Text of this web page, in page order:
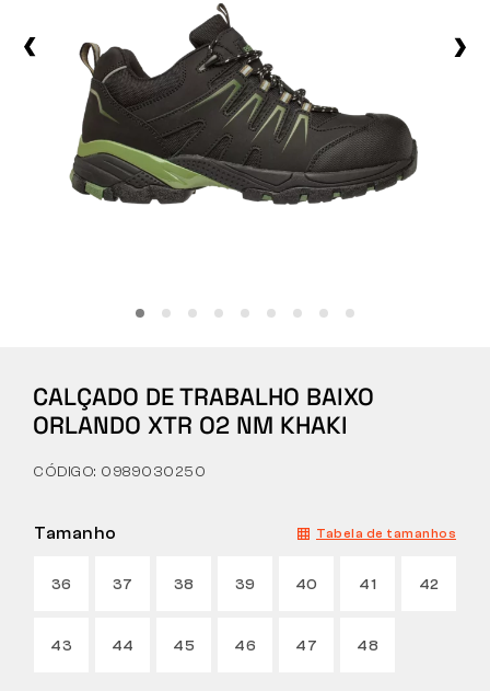
Calçado casual
Tactical
SOBRE NÓS
DEVOLUÇÕES
CALÇADO DE TRABALHO BAIXO
ORLANDO XTR O2 NM KHAKI
CÓDIGO: 0989030250
Tamanho Tabela de tamanhos
36 37 38 39 40 41 42
43 44 45 46 47 48